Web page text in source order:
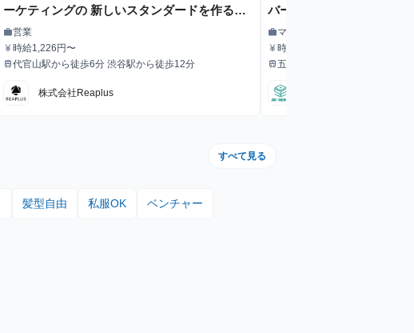
ーケティングの 新しいスタンダードを作る営
業責任者募集
職種
work営業
給与
currency_yen時給1,226円〜
最寄駅
train代官山駅から徒歩6分 渋谷駅から徒歩12分
株式会社Reaplus
バー｜少数精鋭で事業を
成長ポジション【未経験
職種
workマーケティング
給与
currency_yen時給1,300円～
最寄駅
train五反田駅から徒歩3分
すべて見る
髪型自由 私服OK ベンチャー